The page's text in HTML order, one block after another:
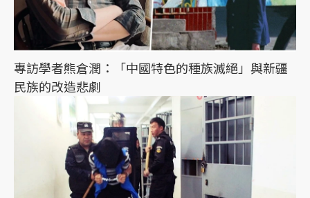
專訪學者熊倉潤：「中國特色的種族滅絕」與新疆
民族的改造悲劇